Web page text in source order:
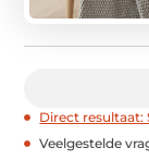
Direct resultaat:
Veelgestelde